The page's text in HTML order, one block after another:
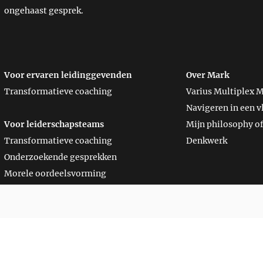
ongehaast gesprek.
Voor ervaren leidinggevenden
Transformatieve coaching
Voor leiderschapsteams
Transformatieve coaching
Onderzoekende gesprekken
Morele oordeelsvorming
Over Mark
Varius Multiplex
Navigeren in een
Mijn philosophy
Denkwerk